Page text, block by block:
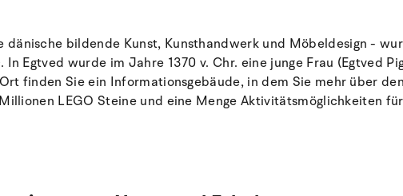
bildende Kunst, Kunsthandwerk und Möbeldesign -
In Egtved wurde im Jahre 1370 v. Chr. eine junge Frau (Egtved
finden Sie ein Informationsgebäude, in dem Sie mehr über
LEGO Steine und eine Menge Aktivitätsmöglichkeiten